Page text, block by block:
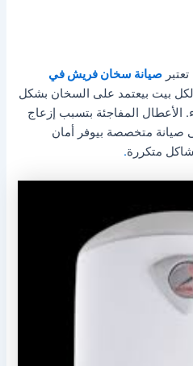
صيانة سخان فريش في
بيت بيعتمد على السخان بشكل
المفاجئة بتسبب إزعاج
صيانة متخصصة بيوفر أمان
متكررة.